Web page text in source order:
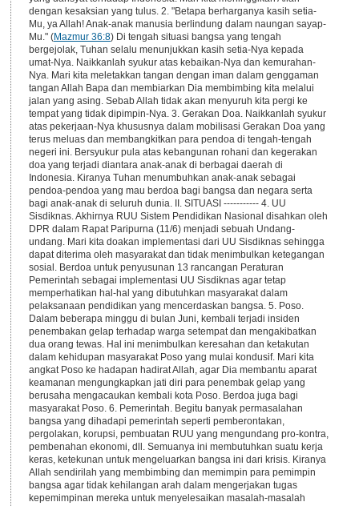
dengan kesaksian yang tulus. 2. "Betapa berharganya kasih setia-
Mu, ya Allah! Anak-anak manusia berlindung dalam naungan sayap-
Mu." (Mazmur 36:8) Di tengah situasi bangsa yang tengah bergejolak, Tuhan selalu menunjukkan kasih setia-Nya kepada umat-Nya. Naikkanlah syukur atas kebaikan-Nya dan kemurahan-Nya. Mari kita meletakkan tangan dengan iman dalam genggaman tangan Allah Bapa dan membiarkan Dia membimbing kita melalui jalan yang asing. Sebab Allah tidak akan menyuruh kita pergi ke tempat yang tidak dipimpin-Nya. 3. Gerakan Doa. Naikkanlah syukur atas pekerjaan-Nya khususnya dalam mobilisasi Gerakan Doa yang terus meluas dan membangkitkan para pendoa di tengah-tengah negeri ini. Bersyukur pula atas kebangunan rohani dan kegerakan doa yang terjadi diantara anak-anak di berbagai daerah di Indonesia. Kiranya Tuhan menumbuhkan anak-anak sebagai pendoa-pendoa yang mau berdoa bagi bangsa dan negara serta bagi anak-anak di seluruh dunia. II. SITUASI ----------- 4. UU Sisdiknas. Akhirnya RUU Sistem Pendidikan Nasional disahkan oleh DPR dalam Rapat Paripurna (11/6) menjadi sebuah Undang-undang. Mari kita doakan implementasi dari UU Sisdiknas sehingga dapat diterima oleh masyarakat dan tidak menimbulkan ketegangan sosial. Berdoa untuk penyusunan 13 rancangan Peraturan Pemerintah sebagai implementasi UU Sisdiknas agar tetap memperhatikan hal-hal yang dibutuhkan masyarakat dalam pelaksanaan pendidikan yang mencerdaskan bangsa. 5. Poso. Dalam beberapa minggu di bulan Juni, kembali terjadi insiden penembakan gelap terhadap warga setempat dan mengakibatkan dua orang tewas. Hal ini menimbulkan keresahan dan ketakutan dalam kehidupan masyarakat Poso yang mulai kondusif. Mari kita angkat Poso ke hadapan hadirat Allah, agar Dia membantu aparat keamanan mengungkapkan jati diri para penembak gelap yang berusaha mengacaukan kembali kota Poso. Berdoa juga bagi masyarakat Poso. 6. Pemerintah. Begitu banyak permasalahan bangsa yang dihadapi pemerintah seperti pemberontakan, pergolakan, korupsi, pembuatan RUU yang mengundang pro-kontra, pembenahan ekonomi, dll. Semuanya ini membutuhkan suatu kerja keras, ketekunan untuk mengeluarkan bangsa ini dari krisis. Kiranya Allah sendirilah yang membimbing dan memimpin para pemimpin bangsa agar tidak kehilangan arah dalam mengerjakan tugas kepemimpinan mereka untuk menyelesaikan masalah-masalah tersebut. Doakan agar hikmat dan kebijaksanaan Allah menguasai hati dan pikiran pemerintah dalam mengambil setiap kebijakan bagi bangsa. 7. Mahkamah Konstitusi (MK). Mahkamah Konstitusi mempunyai peranan penting yaitu menjadi filter (penyaring) untuk membahas dan mengkaji ulang undang-undang yang akan dikeluarkan oleh pemerintah. Namun, saat ini kualitas hakim MK diragukan karena pembentukannya cukup mengkhawatirkan yaitu minimnya waktu untuk membahas sisi kualitas dan proses rekruitmen hakim MK. Doakanlah fungsi dan peranan MK yang akan dituangkan dalam sebuah undang-undang agar dapat terlaksana dengan baik. Doakan pula perekruitan hakim MK agar terpilih hakim yang berwawasan nasionalisme. 8. Nanggroe Aceh Darussalam (NAD). Kontak senjata antara pasukan TNI dan militer GAM, ancaman pembakaran rumah-rumah penduduk, dan fasilitas umum terus terjadi di berbagai wilayah di Aceh. Hal ini membuat jumlah pengungsi terus bertambah menjadi 41.855 (Kompas, 17/6). Walaupun operasi pemulihan pemerintahan sudah dicanangkan, roda pemerintahan tingkat desa, dan kecamatan di beberapa wilayah NAD masih lumpuh. Perang yang berkepanjangan, bukan cuma menyebabkan macetnya proses pendidikan, tapi juga meninggalkan dendam dan trauma bagi rakyat Aceh terutama anak-anak. Doakanlah pemulihan bagi Aceh. 9. Perguruan Tinggi Negeri (PTN). Perubahan status beberapa Perguruan Tinggi Negeri menjadi Badan Hukum Milik Negara (BHMN) berdampak dinaikkannya iuran biaya pendidikan karena subsidi dari pemerintah dikurangi. Hal ini menimbulkan kasta-kasta dalam pendidikan (biaya pendidikan tidak bisa dijangkau calon mahasiswa dari ekonomi rendah) dan menurunnya kualitas manusia Indonesia. Dari hasil penelitian Indeks Pembangunan dan Manusia (IPM), Indonesia berada di peringkat 106 dari 170 negara yang diteliti (Media Ind., 31/5) dan negara tetap menjadi pihak yang bertanggung jawab terhadap pendidikan. Doakanlah. 10. Kesehatan. Dewasa ini telah bermunculan obat-obatan palsu. Ada pihak-pihak yang mengadakan pemalsuan obat dan dijual dengan harga murah, namun membahayakan kesehatan masyarakat. Menyadari akan hal itu, pemerintah akan membentuk suatu komisi obat untuk menganalisis, memantau, dan menangani peredaran obat-obat palsu di pasaran. Doakanlah pembentukan komisi ini. Doakan juga RUU Kesehatan yang saat ini sedang dikerjakan oleh DPR. 11. Korupsi. Kasus korupsi sudah mencapai taraf yang sangat buruk dan menyebar ke hampir seluruh institusi, bahkan merebak sampai ke DPRD. Jika korupsi dibiarkan terus berlanjut maka akan tercipta pemerintah yang irasional dan pemerintah yang didorong oleh keserakahan. Selain menghambat pembangunan, korupsi juga memperparah kemiskinan, menjatuhkan moral dan karakter bangsa, serta mengancam hak asasi manusia. Terus doakan pemberantasan korupsi di bangsa tercinta ini. 12. DPR/MPR. Mari kita berdoa tidak henti-henti bagi anggota DPR/MPR dalam menjalankan fungsi dan tugasnya sebagai wakil rakyat. Selama ini masyarakat tidak cukup puas terhadap peranan DPR/MPR dalam pembuatan undang-undang, sebagai penyalur aspirasi masyarakat dan alat kontrol terhadap kebijakan pemerintah. Doakan agar mereka menjadi pribadi yang bersih dan ambisius dalam pemberantasan korupsi serta memiliki komitmen tinggi dalam menjunjung kebenaran dan keadilan. 13. Pemilu 2004. Pembentukan panitia pengawas (Panwas) Pemilu tingkat propinsi masih terhalang persoalan teknis. Masyarakat masih ragu prosedur penentuan calon anggota DPR untuk Pemilu 2004 akan menghasilkan sosok presiden yang berkualitas. Disamping itu, munculnya ketidakpuasan atas kinerja Parpol masih mendominasi persepsi masyarakat sehingga menimbulkan rasa tidak percaya dalam diri masyarakat terhadap Parpol-parpol. Doakanlah permasalahan di atas. Juga doakan verifikasi Parpol yang dilakukan oleh Depkeh dan HAM. 14. RUU Pemilihan Presiden dan Wakil Presiden. Doakanlah RUU Pemilihan Presiden dan Wakil Presiden yang tengah disusun dan dibahas oleh pemerintah bersama fraksi-fraksi DPR. Ada beberapa materi RUU Pemilihan Presiden dan Wapres krusial yang menjadi pertentangan antara pihak pemerintah dengan pihak fraksi- fraksi DPR, yaitu materi audit dana capres, pemilu presiden, debat capres, soal status terdakwa, syarat pendidikan, parpol yang mendapat 20 persen suara yang berhak mengajukan capres, capres boleh berutang, dan capres harus sehat jasmani dan rohani. Doakanlah agar RUU ini dapat menjadi UU yang dapat melahirkan presiden dan wapres yang dapat memimpin bangsa ini keluar dari krisis multi dimensional. 15. Kekerasan. Tindakan kekerasan main hakim sendiri merupakan dampak dari hancurnya kepercayaan masyarakat terhadap law enforcement (kekuatan hukum). Tidak adanya kepastian dan kekuatan hukum membuat masyarakat perlu menciptakan hukum sendiri, akibatnya hanya karena masalah kecil terjadi pengeroyokan, perkelahian, penembakan dan pembunuhan. Jika dibiarkan terus, maka akan tercipta chaos (kerusuhan). Doakan agar Tuhan mencurahkan damai sejahtera dan kasih-Nya menjamah setiap rakyat Indonesia. Doakan agar roh kekerasan tidak menguasai tanah air tercinta. 16. Perdagangan Anak dan Perempuan. Indonesia termasuk salah satu dari tiga negara terburuk dalam perdagangan anak dan perempuan, karena Indonesia dinilai kurang melakukan aksi dalam pemberantasan perdagangan manusia. Diperkirakan ada 70.000 orang yang diperdagangkan, 30 persen diantaranya yang bekerja sebagai pekerja seks komersial berusia kurang dari 18 tahun. Diperlukan upaya keras dan waktu lama untuk menyelamatkan anak dan perempuan yang diperjualbelikan. Doakan kerjasama pemerintah dan LSM dengan UNICEF dalam usahanya membongkar dan memberantas kasus ini. Kiranya Tuhan menunjukkan kuasa dan kasih-Nya dalam penyelesaian masalah ini. 17. Narkoba. Epidemic UNAIDS Desember 2002 menyebutkan 43.000 pengguna narkoba suntik di Indonesia telah terinfeksi HIV. Narkoba telah banyak dikonsumsi oleh pelajar SLTP dan SMU. Bersyukur kepada Tuhan, polisi dapat membongkar satu jaringan bandar narkotika, psikotropika, dan bahan adiktif lainnya (narkoba) berskala internasional yang dikendalikan dari dalam lembaga pemasyarakatan. Terus doakan generasi muda di negara ini agar tidak terjerumus dalam penyalahgunaan narkoba dan tidak terhilang dalam kesia- siaan. Doakan agar Tuhan menggerakkan gereja-Nya dan keluarga dapat membina dan memberikan kasih kepada kaum muda. 18. Ekonomi. Bersyukur atas perekonomian Indonesia yang mulai memperlihatkan pertumbuhan yang semakin baik. Nilai tukar rupiah tetap stabil bahkan cenderung menguat, laju inflasi turun, neraca pembayaran membaik dan cadangan devisa terus meningkat. Doakan agar Tuhan menjaga pertumbuhan perekonomian ke arah yang lebih baik sehingga dapat memperbaiki berbagai sektor kehidupan bangsa dan negara. Doakan pemerintah dalam upaya mencapai kinerja yang baik dalam rangka memperoleh kepercayaan pasar dan para investor. III. JARINGAN KEBERSAMAAN ------------------------- 19. Jaringan Doa Nasional (JDN). Terus berdoa bagi seluruh perencanaan pelayanan JDN agar makin dapat berperan dalam memperluas kegerakan doa ditanah air bagi transformasi bangsa dan negara. Doakan konsolidasi pengurus JDN dalam menyikapi perkembangan pelayanan keg